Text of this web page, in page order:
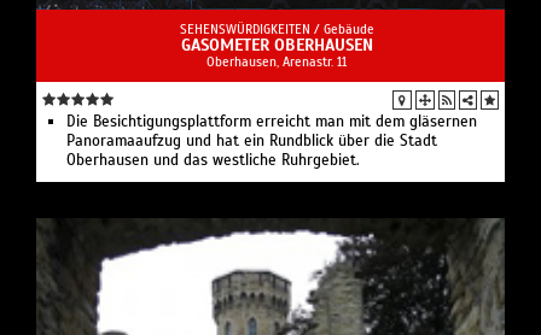
SEHENSWÜRDIGKEITEN / Gebäude
GASOMETER OBERHAUSEN
Oberhausen, Arenastr. 11
Die Besichtigungsplattform erreicht man mit dem gläsernen
Panoramaaufzug und hat ein Rundblick über die Stadt
Oberhausen und das westliche Ruhrgebiet.